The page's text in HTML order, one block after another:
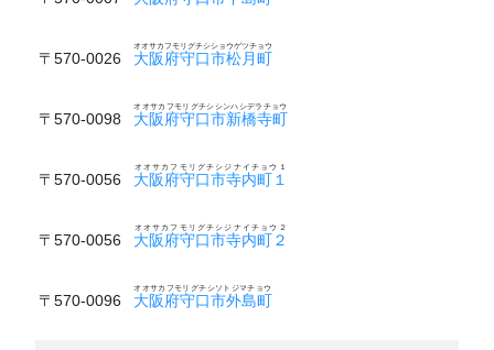
〒570-0026 大阪府守口市松月町
オオサカフモリグチシショウゲツチョウ
〒570-0098 大阪府守口市新橋寺町
オオサカフモリグチシシンハシデラチョウ
〒570-0056 大阪府守口市寺内町１
オオサカフモリグチシジナイチョウ１
〒570-0056 大阪府守口市寺内町２
オオサカフモリグチシジナイチョウ２
〒570-0096 大阪府守口市外島町
オオサカフモリグチシソトジマチョウ